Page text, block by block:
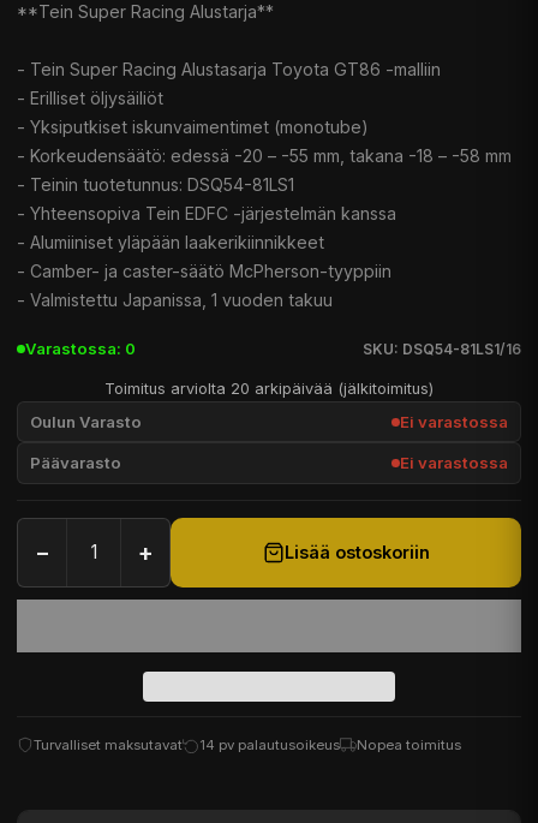
**Tein Super Racing Alustarja**
- Tein Super Racing Alustasarja Toyota GT86 -malliin
- Erilliset öljysäiliöt
- Yksiputkiset iskunvaimentimet (monotube)
- Korkeudensäätö: edessä -20 – -55 mm, takana -18 – -58 mm
- Teinin tuotetunnus: DSQ54-81LS1
- Yhteensopiva Tein EDFC -järjestelmän kanssa
- Alumiiniset yläpään laakerikiinnikkeet
- Camber- ja caster-säätö McPherson-tyyppiin
- Valmistettu Japanissa, 1 vuoden takuu
Varastossa: 0 SKU: DSQ54-81LS1/16
Toimitus arviolta 20 arkipäivää (jälkitoimitus)
Oulun Varasto Ei varastossa
Päävarasto Ei varastossa
− + Lisää ostoskoriin
Turvalliset maksutavat 14 pv palautusoikeus Nopea toimitus